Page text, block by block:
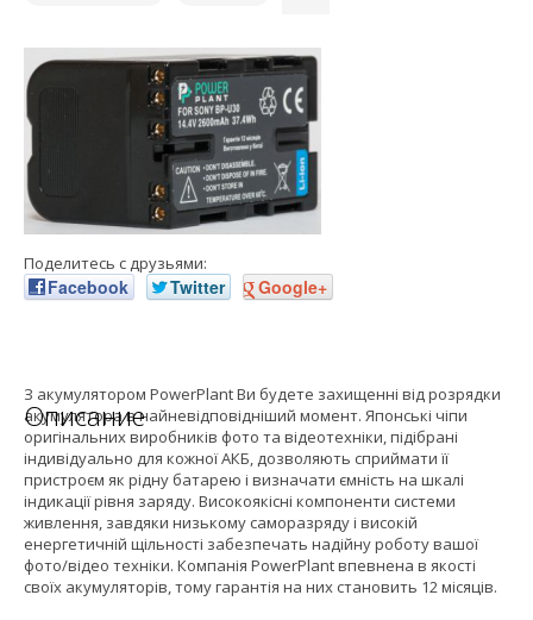
Поделитесь с друзьями:
Facebook Twitter Google+
Описание
З акумулятором PowerPlant Ви будете захищенні від розрядки
акумулятора в найневідповідніший момент. Японські чіпи
оригінальних виробників фото та відеотехніки, підібрані
індивідуально для кожної АКБ, дозволяють сприймати її
пристроєм як рідну батарею і визначати ємність на шкалі
індикації рівня заряду. Високоякісні компоненти системи
живлення, завдяки низькому саморазряду і високій
енергетичній щільності забезпечать надійну роботу вашої
фото/відео техніки. Компанія PowerPlant впевнена в якості
своїх акумуляторів, тому гарантія на них становить 12 місяців.